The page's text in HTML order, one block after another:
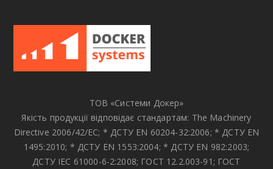
ТОВ «Системи Докер»
Якість продукції відповідає стандартам: The Machinery
Directive 2006/42/EC; * ДСТУ EN 60204-32:2006; * ДСТУ EN
1495:2010; * ДСТУ EN 1553:2004; * ДСТУ EN 982:2003;
ДСТУ IEC 61000-6-2:2008; ГОСТ 12.2.003-91; ГОСТ